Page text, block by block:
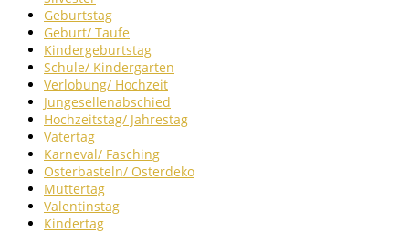
Geburtstag
Geburt/ Taufe
Kindergeburtstag
Schule/ Kindergarten
Verlobung/ Hochzeit
Jungesellenabschied
Hochzeitstag/ Jahrestag
Vatertag
Karneval/ Fasching
Osterbasteln/ Osterdeko
Muttertag
Valentinstag
Kindertag